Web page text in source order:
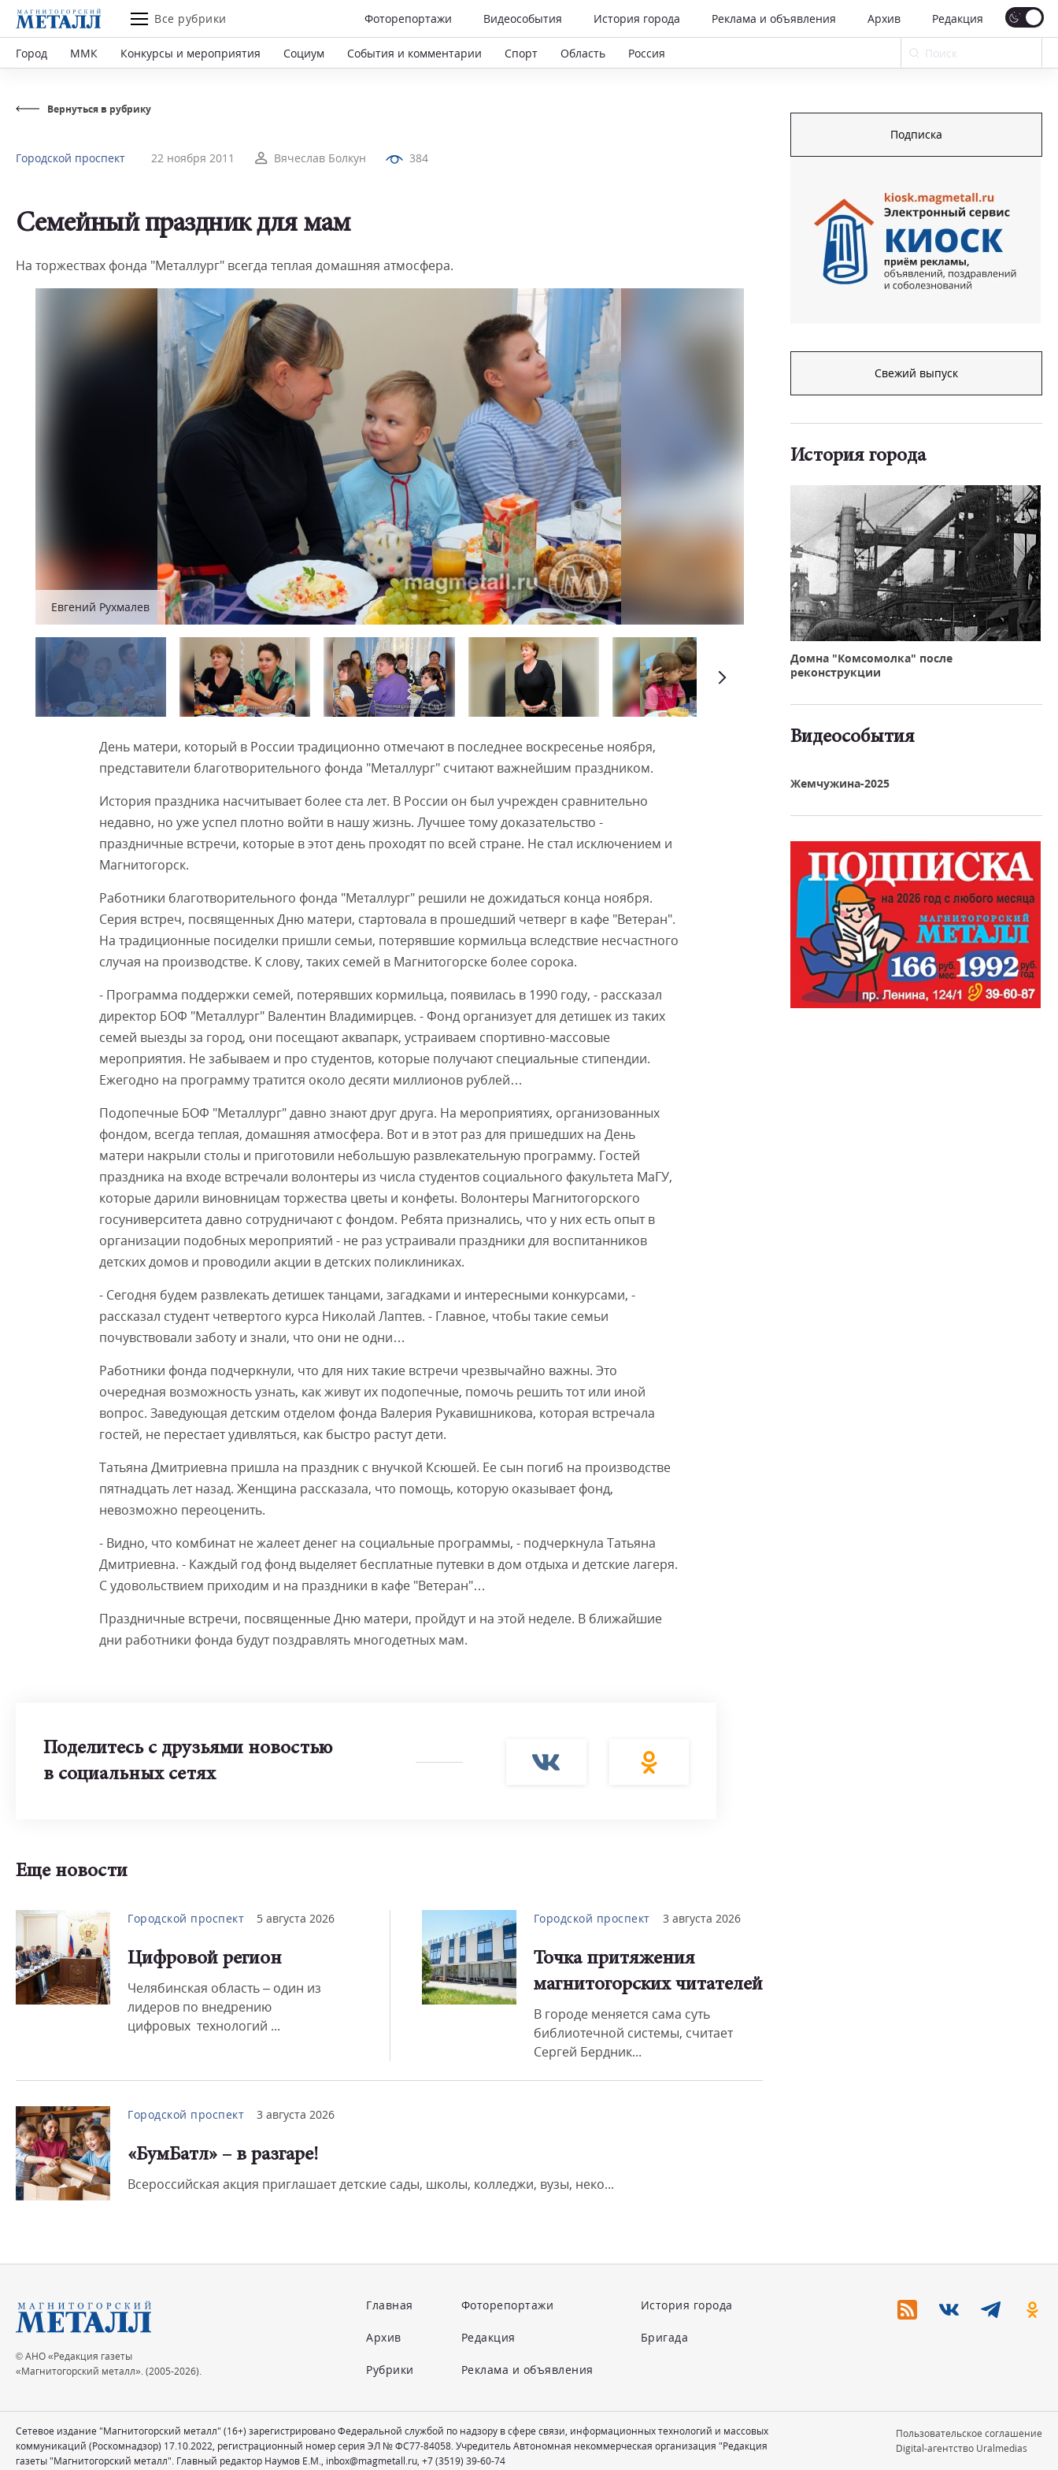
Все рубрики Фоторепортажи Видеособытия История города Реклама и объявления Архив Редакция
Город ММК Конкурсы и мероприятия Социум События и комментарии Спорт Область Россия
Вернуться в рубрику
Городской проспект 22 ноября 2011 Вячеслав Болкун 384
Семейный праздник для мам
На торжествах фонда "Металлург" всегда теплая домашняя атмосфера.
Евгений Рухмалев Евгений Рухмалев
День матери, который в России традиционно отмечают в последнее воскресенье ноября,
представители благотворительного фонда "Металлург" считают важнейшим праздником.
История праздника насчитывает более ста лет. В России он был учрежден сравнительно
недавно, но уже успел плотно войти в нашу жизнь. Лучшее тому доказательство -
праздничные встречи, которые в этот день проходят по всей стране. Не стал исключением и
Магнитогорск.
Работники благотворительного фонда "Металлург" решили не дожидаться конца ноября.
Серия встреч, посвященных Дню матери, стартовала в прошедший четверг в кафе "Ветеран".
На традиционные посиделки пришли семьи, потерявшие кормильца вследствие несчастного
случая на производстве. К слову, таких семей в Магнитогорске более сорока.
- Программа поддержки семей, потерявших кормильца, появилась в 1990 году, - рассказал
директор БОФ "Металлург" Валентин Владимирцев. - Фонд организует для детишек из таких
семей выезды за город, они посещают аквапарк, устраиваем спортивно-массовые
мероприятия. Не забываем и про студентов, которые получают специальные стипендии.
Ежегодно на программу тратится около десяти миллионов рублей…
Подопечные БОФ "Металлург" давно знают друг друга. На мероприятиях, организованных
фондом, всегда теплая, домашняя атмосфера. Вот и в этот раз для пришедших на День
матери накрыли столы и приготовили небольшую развлекательную программу. Гостей
праздника на входе встречали волонтеры из числа студентов социального факультета МаГУ,
которые дарили виновницам торжества цветы и конфеты. Волонтеры Магнитогорского
госуниверситета давно сотрудничают с фондом. Ребята признались, что у них есть опыт в
организации подобных мероприятий - не раз устраивали праздники для воспитанников
детских домов и проводили акции в детских поликлиниках.
- Сегодня будем развлекать детишек танцами, загадками и интересными конкурсами, -
рассказал студент четвертого курса Николай Лаптев. - Главное, чтобы такие семьи
почувствовали заботу и знали, что они не одни…
Работники фонда подчеркнули, что для них такие встречи чрезвычайно важны. Это
очередная возможность узнать, как живут их подопечные, помочь решить тот или иной
вопрос. Заведующая детским отделом фонда Валерия Рукавишникова, которая встречала
гостей, не перестает удивляться, как быстро растут дети.
Татьяна Дмитриевна пришла на праздник с внучкой Ксюшей. Ее сын погиб на производстве
пятнадцать лет назад. Женщина рассказала, что помощь, которую оказывает фонд,
невозможно переоценить.
- Видно, что комбинат не жалеет денег на социальные программы, - подчеркнула Татьяна
Дмитриевна. - Каждый год фонд выделяет бесплатные путевки в дом отдыха и детские лагеря.
С удовольствием приходим и на праздники в кафе "Ветеран"…
Праздничные встречи, посвященные Дню матери, пройдут и на этой неделе. В ближайшие
дни работники фонда будут поздравлять многодетных мам.
Поделитесь с друзьями новостью
в социальных сетях
Еще новости
Городской проспект 5 августа 2026
Цифровой регион
Челябинская область – один из
лидеров по внедрению
цифровых технологий ...
Городской проспект 3 августа 2026
Точка притяжения
магнитогорских читателей
В городе меняется сама суть
библиотечной системы, считает
Сергей Бердник...
Городской проспект 3 августа 2026
«БумБатл» – в разгаре!
Всероссийская акция приглашает детские сады, школы, колледжи, вузы, неко...
Подписка
Свежий выпуск
История города
Домна "Комсомолка" после
реконструкции
Видеособытия
Жемчужина-2025
© АНО «Редакция газеты
«Магнитогорский металл». (2005-2026).
Главная
Архив
Рубрики
Фоторепортажи
Редакция
Реклама и объявления
История города
Бригада
Сетевое издание "Магнитогорский металл" (16+) зарегистрировано Федеральной службой по надзору в сфере связи, информационных технологий и массовых
коммуникаций (Роскомнадзор) 17.10.2022, регистрационный номер серия ЭЛ № ФС77-84058. Учредитель Автономная некоммерческая организация "Редакция
газеты "Магнитогорский металл". Главный редактор Наумов Е.М., inbox@magmetall.ru, +7 (3519) 39-60-74
Пользовательское соглашение
Digital-агентство Uralmedias